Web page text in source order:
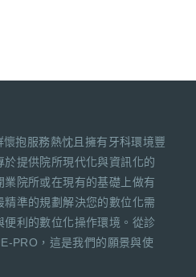
抱服務熱忱且擁有牙科環境豐
提供院所現代化與資訊化的
院所或在現有的基礎上做有
準的規劃解決您的數位化需
利的數位化操作環境。從診
PRO，這是我們的願景與使